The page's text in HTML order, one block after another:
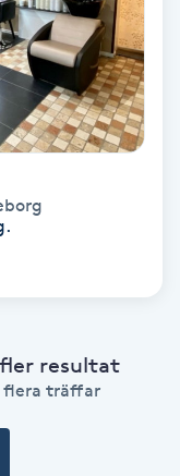
resultat
flera träffar